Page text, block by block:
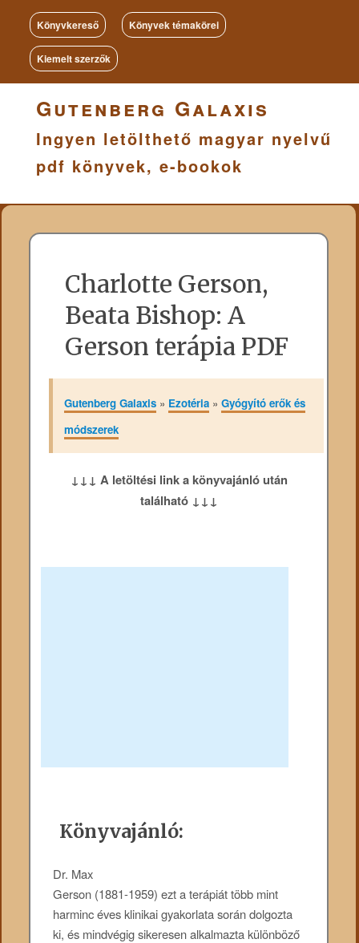
Könyvkereső Könyvek témakörei
Kiemelt szerzők
Gutenberg Galaxis
Ingyen letölthető magyar nyelvű
pdf könyvek, e-bookok
Charlotte Gerson,
Beata Bishop: A
Gerson terápia PDF
Gutenberg Galaxis» Ezotéria» Gyógyító erők és
módszerek
↓↓↓ A letöltési link a könyvajánló után
található ↓↓↓
Könyvajánló:
Dr. Max
Gerson (1881-1959) ezt a terápiát több mint
harminc éves klinikai gyakorlata során dolgozta
ki, és mindvégig sikeresen alkalmazta különböző